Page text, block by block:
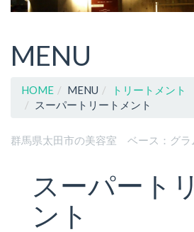
MENU
HOME MENU
トリートメント
スーパートリートメント
群馬県太田市の美容室 ベース：グラ
スーパート
ント